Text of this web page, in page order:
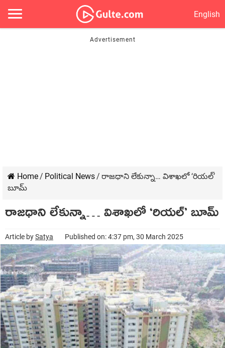
English
Home/ Political News/ రాజధాని లేకున్నా… విశాఖలో ‘రియల్’
బూమ్
రాజధాని లేకున్నా… విశాఖలో ‘రియల్’ బూమ్
Article bySatya Published on: 4:37 pm, 30 March 2025